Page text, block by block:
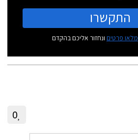
התקשרו
מלאו פרטים ונחזור אליכם בהקדם
0